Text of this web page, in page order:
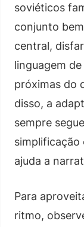
soviéticos
conjunto
central,
linguagem
próximas do
disso, a
sempre
simplificação
ajuda a
Para
ritmo,